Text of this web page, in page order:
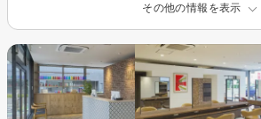
その他の情報を表示